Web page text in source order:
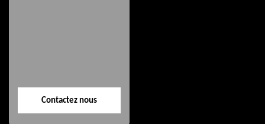
Contactez nous